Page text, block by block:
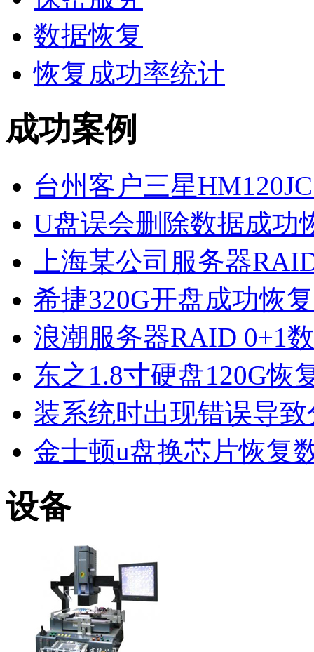
数据恢复
恢复成功率统计
成功案例
台州客户三星
U盘误会删除数据成功
上海某公司服务器
希捷320G开盘成功恢
浪潮服务器RAID 0+1
东之1.8寸硬盘120G恢
装系统时出现错误导致
金士顿u盘换芯片恢复
设备